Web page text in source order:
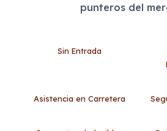
punteros del
Sin Entrada
Asistencia en Carretera